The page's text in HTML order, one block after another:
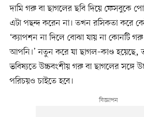
দামি গরু বা ছাগলের ছবি দিয়ে ফেসবুকে
এটা পছন্দ করেন না। তখন রসিকতা করে
‘ক্যাপশন না দিলে বোঝা যায় না কোনটি
আপনি।’ নতুন করে যা ছাগল–কাণ্ড হয়েছে,
ভবিষ্যতে উচ্চবংশীয় গরু বা ছাগলের সঙ্গে
পরিচয়ও চাইতে হবে।